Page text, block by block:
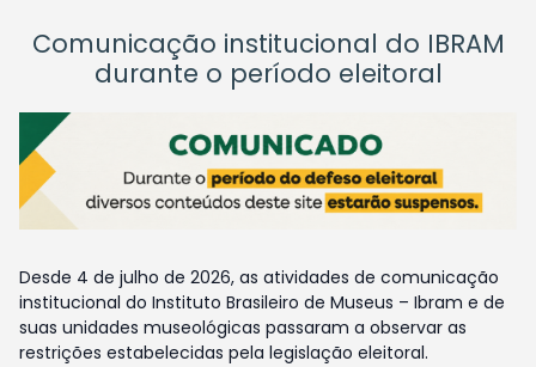
Comunicação institucional do IBRAM
durante o período eleitoral
Desde 4 de julho de 2026, as atividades de comunicação
institucional do Instituto Brasileiro de Museus – Ibram e de
suas unidades museológicas passaram a observar as
restrições estabelecidas pela legislação eleitoral.